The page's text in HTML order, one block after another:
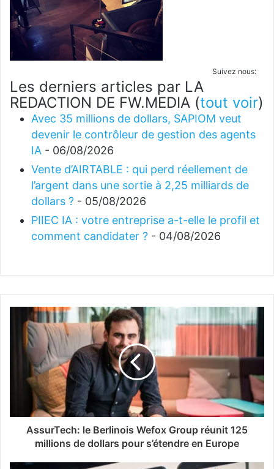
Suivez nous:
Les derniers articles par LA
REDACTION DE FW.MEDIA (tout voir)
Avec 35 millions de dollars, SAPIOM veut
devenir le contrôleur de gestion des agents
IA - 06/08/2026
Vente d’AIRTABLE : qui perd réellement de
l’argent dans une sortie à 2,25 milliards de
dollars ? - 05/08/2026
PIIEC IA : votre entreprise a-t-elle le profil et
comment candidater ? - 04/08/2026
AssurTech: le Berlinois Wefox Group réunit 125
millions de dollars pour s’étendre en Europe